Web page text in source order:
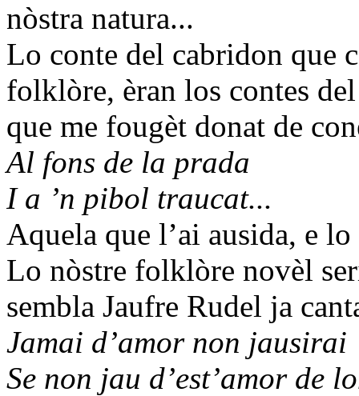
nòstra natura...
Lo conte del cabridon que
folklòre, èran los contes
que me fougèt donat de
Al fons de la prada
I a ’n pibol traucat...
Aquela que l’ai ausida, e
Lo nòstre folklòre novèl
sembla Jaufre Rudel ja
Jamai d’amor non jausirai
Se non jau d’est’amor de